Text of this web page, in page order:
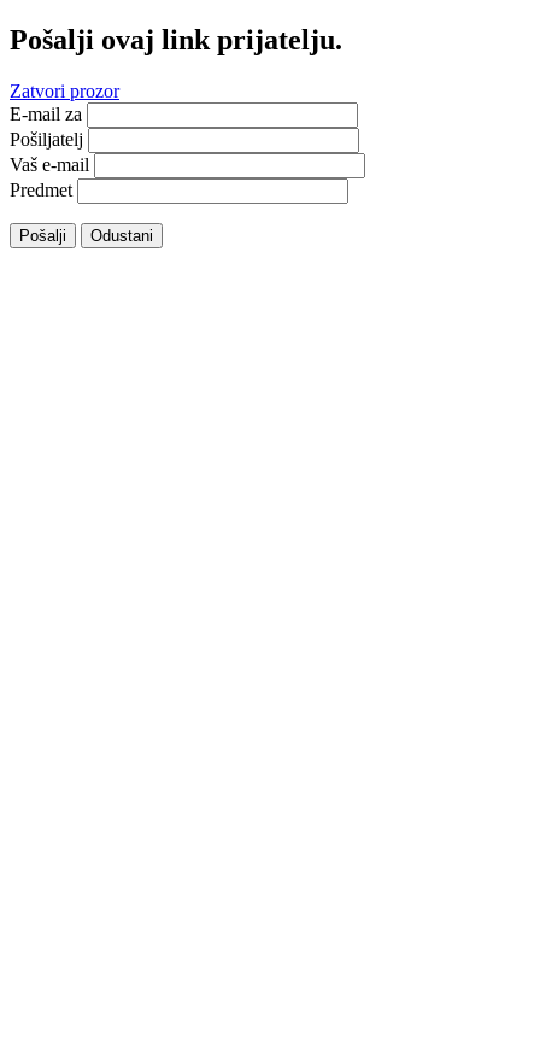
Pošalji ovaj link prijatelju.
Zatvori prozor
E-mail za
Pošiljatelj
Vaš e-mail
Predmet
Pošalji Odustani